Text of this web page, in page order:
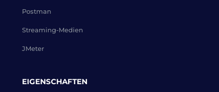
Postman
Streaming-Medien
JMeter
EIGENSCHAFTEN